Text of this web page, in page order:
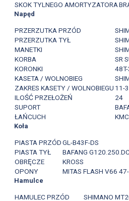
SKOK TYLNEGO AMORTYZATORA
Napęd
PRZERZUTKA PRZÓD
PRZERZUTKA TYŁ
MANETKI
KORBA
SR
KORONKI
KASETA / WOLNOBIEG
ZAKRES KASETY / WOLNOBIEGU 11-
ILOŚĆ PRZEŁOŻEŃ
24
SUPORT
ŁAŃCUCH
Koła
PIASTA PRZÓDGL-B43F-DS
PIASTA TYŁ
BAFANG
OBRĘCZE
KROSS
OPONY
MITAS FLASH V66
Hamulce
HAMULEC PRZÓD
SHIMANO